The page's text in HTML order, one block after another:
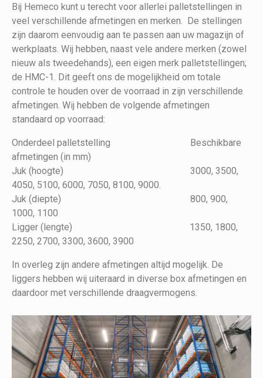
Bij Hemeco kunt u terecht voor allerlei palletstellingen in
veel verschillende afmetingen en merken. De stellingen
zijn daarom eenvoudig aan te passen aan uw magazijn of
werkplaats. Wij hebben, naast vele andere merken (zowel
nieuw als tweedehands), een eigen merk palletstellingen;
de HMC-1. Dit geeft ons de mogelijkheid om totale
controle te houden over de voorraad in zijn verschillende
afmetingen. Wij hebben de volgende afmetingen
standaard op voorraad:
Onderdeel palletstelling Beschikbare
afmetingen (in mm)
Juk (hoogte) 3000, 3500,
4050, 5100, 6000, 7050, 8100, 9000.
Juk (diepte) 800, 900,
1000, 1100
Ligger (lengte) 1350, 1800,
2250, 2700, 3300, 3600, 3900
In overleg zijn andere afmetingen altijd mogelijk. De
liggers hebben wij uiteraard in diverse box afmetingen en
daardoor met verschillende draagvermogens.